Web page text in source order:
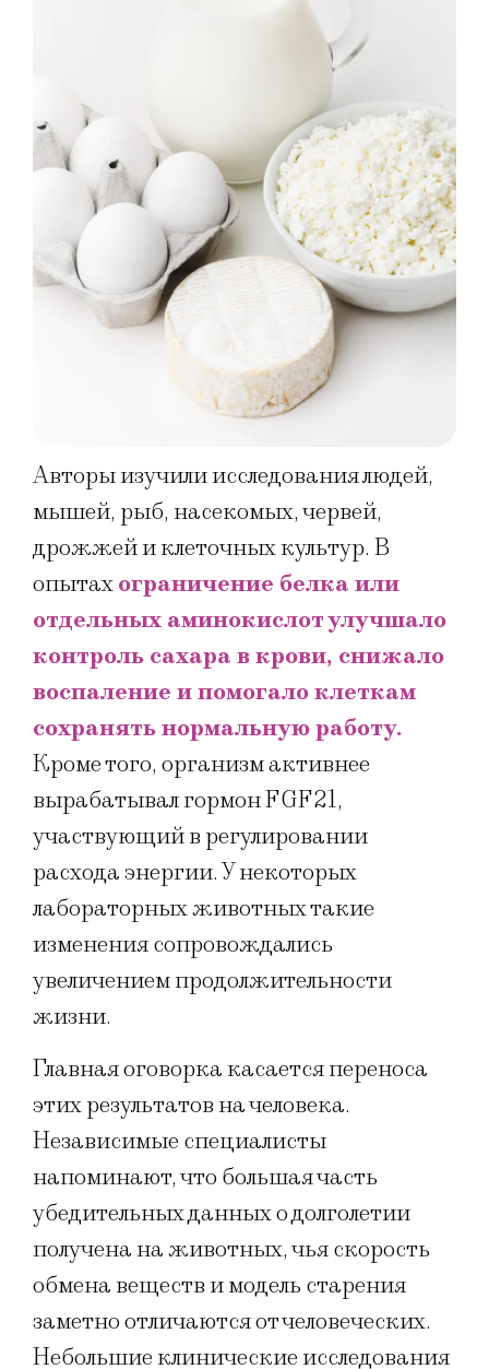
Авторы изучили исследования людей,
мышей, рыб, насекомых, червей,
дрожжей и клеточных культур. В
опытахограничение белка или
отдельных аминокислот улучшало
контроль сахара в крови, снижало
воспаление и помогало клеткам
сохранять нормальную работу.
Кроме того, организм активнее
вырабатывал гормон FGF21,
участвующий в регулировании
расхода энергии. У некоторых
лабораторных животных такие
изменения сопровождались
увеличением продолжительности
жизни.
Главная оговорка касается переноса
этих результатов на человека.
Независимые специалисты
напоминают, что большая часть
убедительных данных о долголетии
получена на животных, чья скорость
обмена веществ и модель старения
заметно отличаются от человеческих.
Небольшие клинические исследования